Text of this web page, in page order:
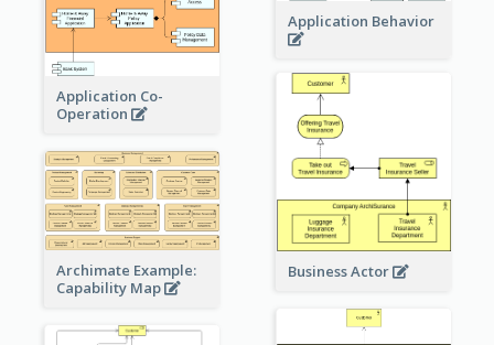
Application Co-
Operation
Application Behavior
Business Actor
Archimate Example:
Capability Map